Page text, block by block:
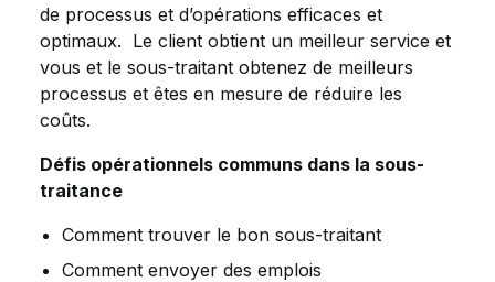
de processus et d’opérations efficaces et
optimaux. Le client obtient un meilleur service et
vous et le sous-traitant obtenez de meilleurs
processus et êtes en mesure de réduire les
coûts.
Défis opérationnels communs dans la sous-
traitance
Comment trouver le bon sous-traitant
Comment envoyer des emplois